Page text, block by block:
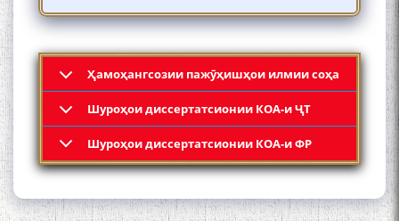
Ҳамоҳангсозии пажӯҳишҳои илмии соҳа
Шyроҳои диссертатсионии КОА-и ҶТ
Шyроҳои диссертатсионии КОА-и ФР
Кадамчо Худои Шарифзода